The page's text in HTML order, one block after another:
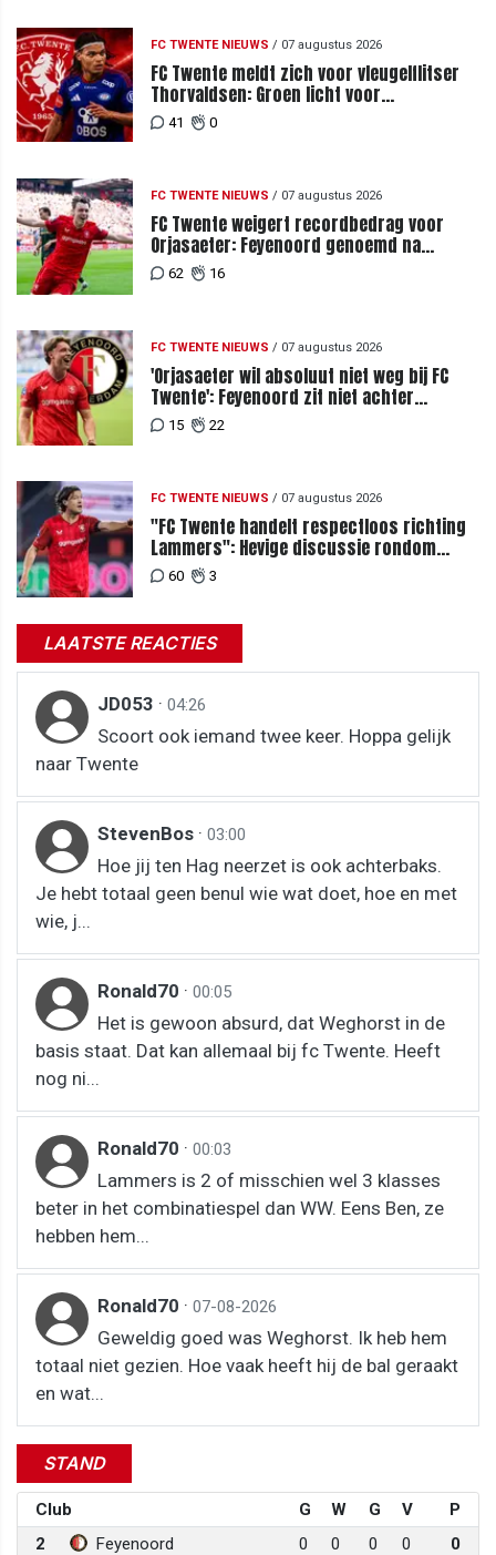
FC TWENTE NIEUWS / 07 augustus 2026
FC Twente meldt zich voor vleugelflitser
Thorvaldsen: Groen licht voor
miljoenenbod
41 0
FC TWENTE NIEUWS / 07 augustus 2026
FC Twente weigert recordbedrag voor
Orjasaeter: Feyenoord genoemd na
megabod
62 16
FC TWENTE NIEUWS / 07 augustus 2026
'Orjasaeter wil absoluut niet weg bij FC
Twente': Feyenoord zit niet achter
recordbod
15 22
FC TWENTE NIEUWS / 07 augustus 2026
"FC Twente handelt respectloos richting
Lammers": Hevige discussie rondom
degradatie tot derde spits
60 3
LAATSTE REACTIES
JD053 · 04:26
Scoort ook iemand twee keer. Hoppa gelijk
naar Twente
StevenBos · 03:00
Hoe jij ten Hag neerzet is ook achterbaks.
Je hebt totaal geen benul wie wat doet, hoe en met
wie, j...
Ronald70 · 00:05
Het is gewoon absurd, dat Weghorst in de
basis staat. Dat kan allemaal bij fc Twente. Heeft
nog ni...
Ronald70 · 00:03
Lammers is 2 of misschien wel 3 klasses
beter in het combinatiespel dan WW. Eens Ben, ze
hebben hem...
Ronald70 · 07-08-2026
Geweldig goed was Weghorst. Ik heb hem
totaal niet gezien. Hoe vaak heeft hij de bal geraakt
en wat...
STAND
Club G W G V
P
2
Feyenoord 0 0 0 0
0